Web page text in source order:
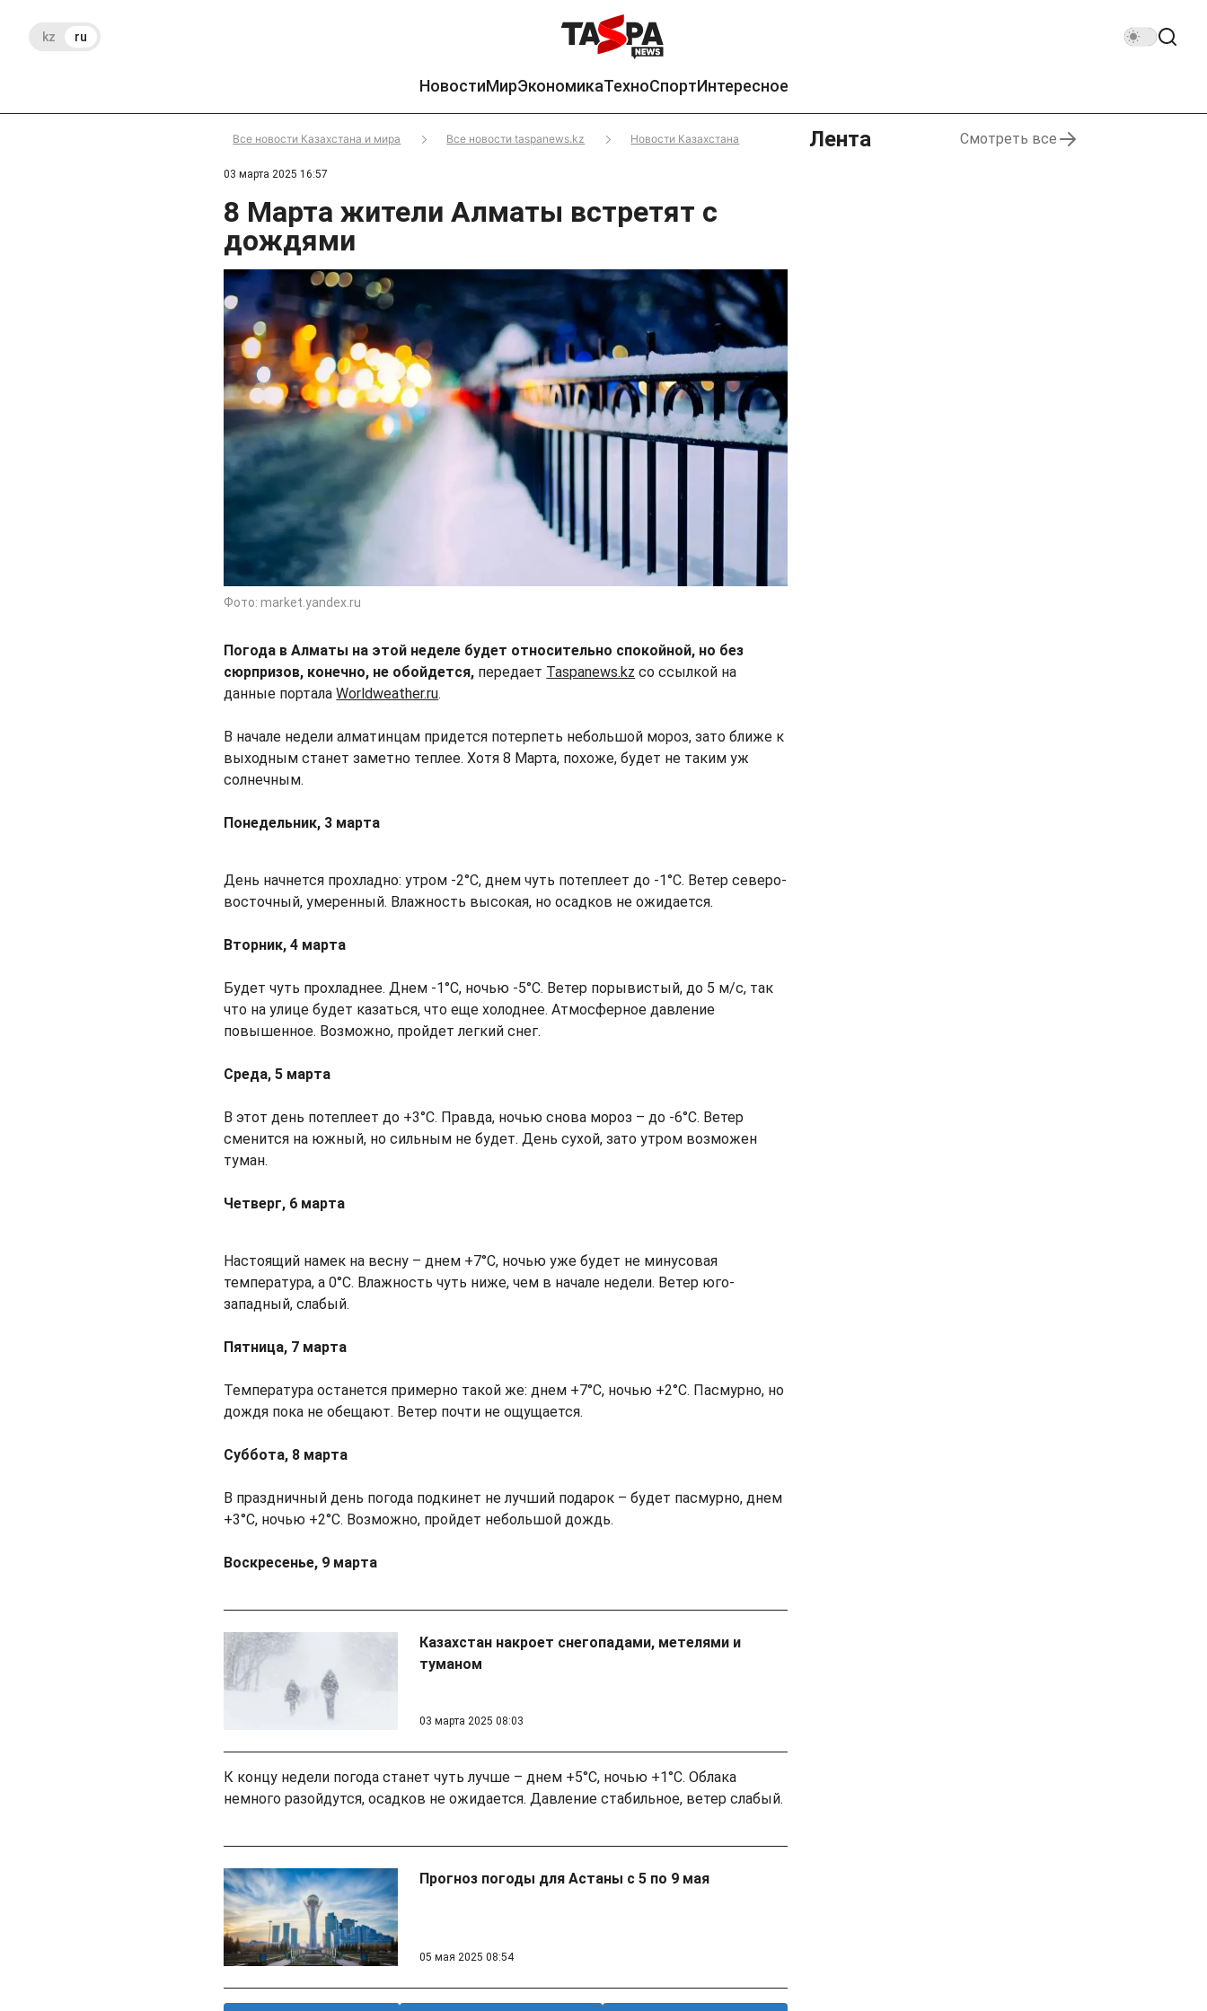
kz ru
НовостиМирЭкономикаТехноСпортИнтересное
Все новости Казахстана и мира Все новости taspanews.kz Новости Казахстана
03 марта 2025 16:57
8 Марта жители Алматы встретят с
дождями
Фото: market.yandex.ru
Погода в Алматы на этой неделе будет относительно спокойной, но без
сюрпризов, конечно, не обойдется, передает Taspanews.kz со ссылкой на
данные порталаWorldweather.ru.
В начале недели алматинцам придется потерпеть небольшой мороз, зато ближе к
выходным станет заметно теплее. Хотя 8 Марта, похоже, будет не таким уж
солнечным.
Понедельник, 3 марта
День начнется прохладно: утром -2°C, днем чуть потеплеет до -1°C. Ветер северо-
восточный, умеренный. Влажность высокая, но осадков не ожидается.
Вторник, 4 марта
Будет чуть прохладнее. Днем -1°C, ночью -5°C. Ветер порывистый, до 5 м/с, так
что на улице будет казаться, что еще холоднее. Атмосферное давление
повышенное. Возможно, пройдет легкий снег.
Среда, 5 марта
В этот день потеплеет до +3°C. Правда, ночью снова мороз – до -6°C. Ветер
сменится на южный, но сильным не будет. День сухой, зато утром возможен
туман.
Четверг, 6 марта
Настоящий намек на весну – днем +7°C, ночью уже будет не минусовая
температура, а 0°C. Влажность чуть ниже, чем в начале недели. Ветер юго-
западный, слабый.
Пятница, 7 марта
Температура останется примерно такой же: днем +7°C, ночью +2°C. Пасмурно, но
дождя пока не обещают. Ветер почти не ощущается.
Суббота, 8 марта
В праздничный день погода подкинет не лучший подарок – будет пасмурно, днем
+3°C, ночью +2°C. Возможно, пройдет небольшой дождь.
Воскресенье, 9 марта
Казахстан накроет снегопадами, метелями и
туманом
03 марта 2025 08:03
К концу недели погода станет чуть лучше – днем +5°C, ночью +1°C. Облака
немного разойдутся, осадков не ожидается. Давление стабильное, ветер слабый.
Прогноз погоды для Астаны с 5 по 9 мая
05 мая 2025 08:54
Лента Смотреть все